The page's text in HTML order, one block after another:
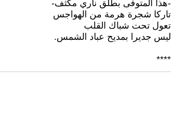
-هذا المتوفى بطلق ناري مكثف-
تاركا شجرة هرمة من الهواجس
تعول تحت شباك القلب
ليس جديرا بمديح عباد الشمس.
****